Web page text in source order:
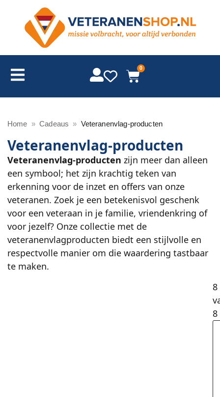
0
Home » Cadeaus » Veteranenvlag-producten
Veteranenvlag-producten
Veteranenvlag-producten zijn meer dan alleen
een symbool; het zijn krachtig teken van
erkenning voor de inzet en offers van onze
veteranen. Zoek je een betekenisvol geschenk
voor een veteraan in je familie, vriendenkring of
voor jezelf? Onze collectie met de
veteranenvlagproducten biedt een stijlvolle en
respectvolle manier om die waardering tastbaar
te maken.
8
8